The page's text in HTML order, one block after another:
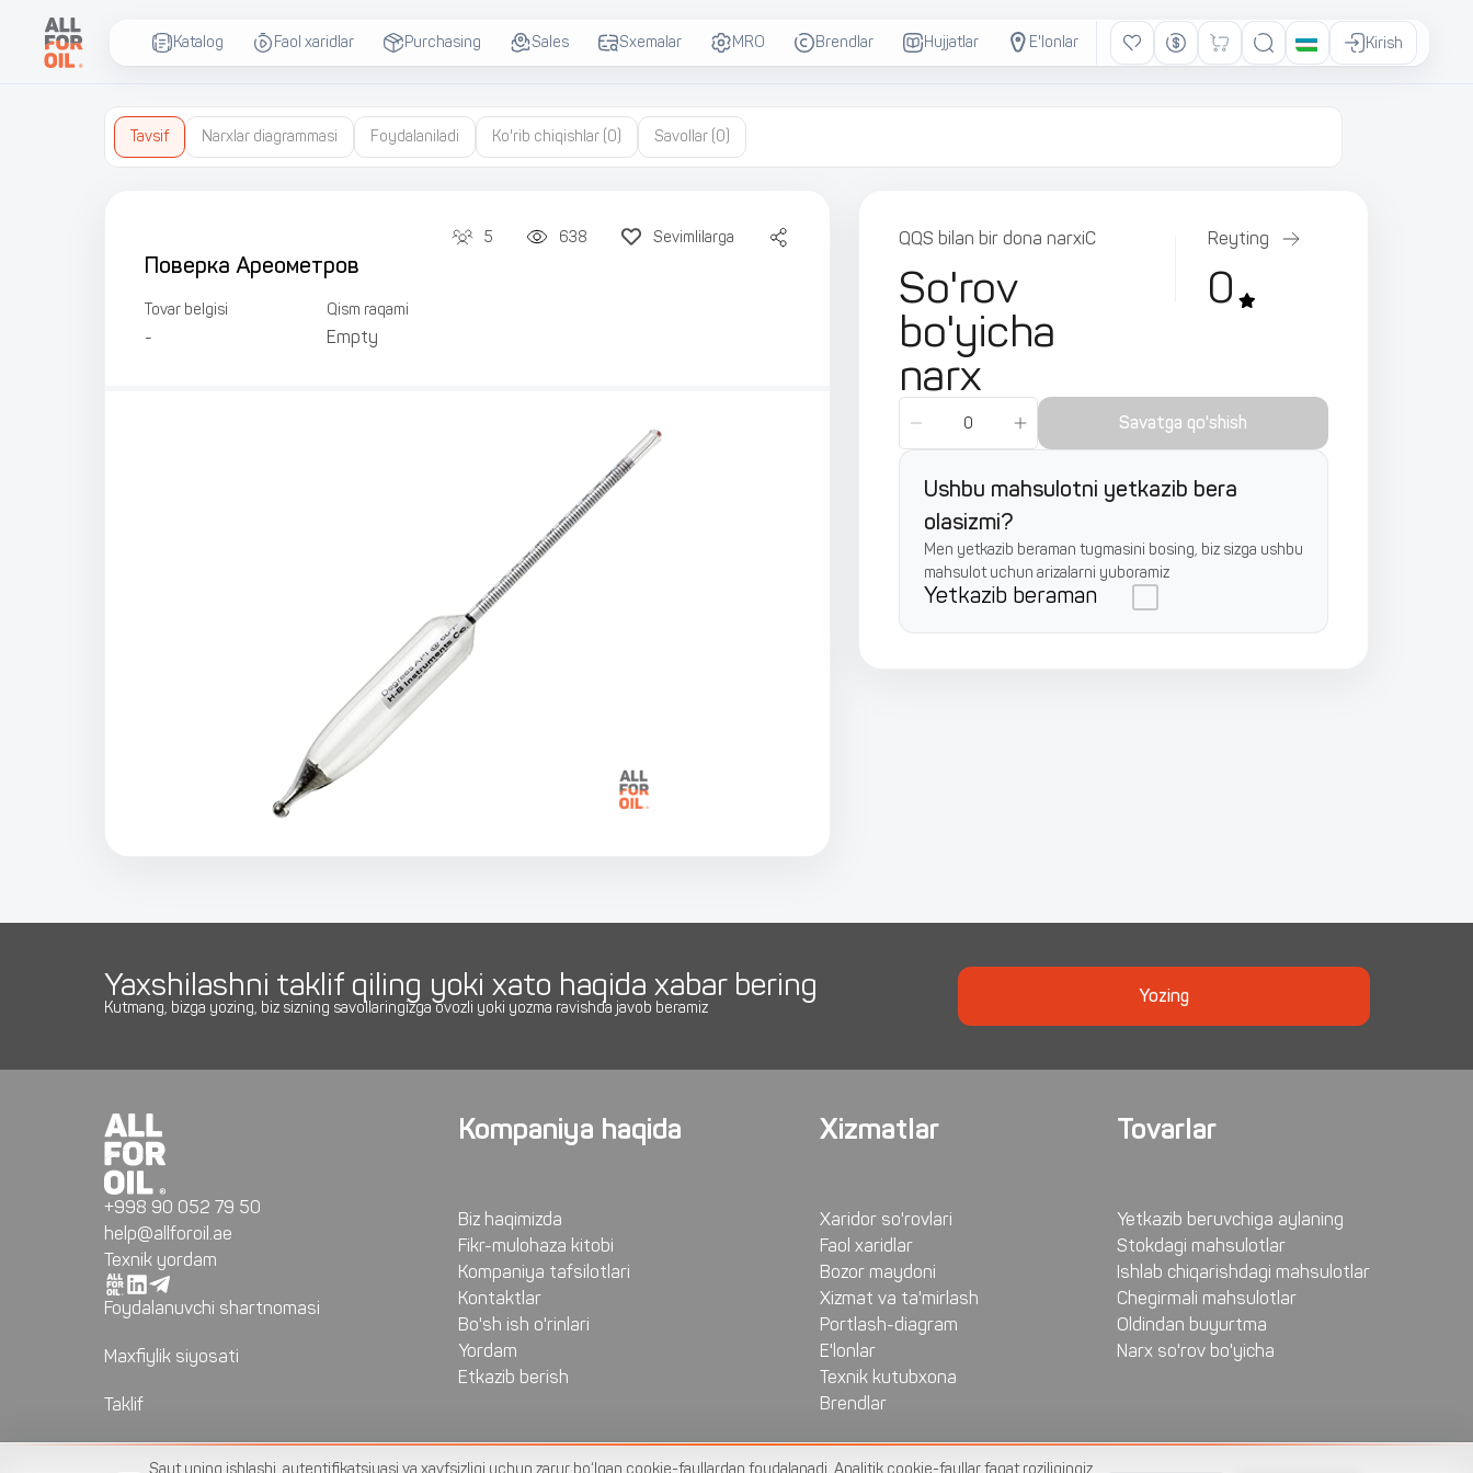
Katalog Faol xaridlar Purchasing Sales Sxemalar MRO Brendlar Hujjatlar E'lonlar Kirish
Tavsif Narxlar diagrammasi Foydalaniladi Ko'rib chiqishlar(0) Savollar(0)
5 638 Sevimlilarga
Поверка Ареометров
Tovar belgisi
-
Qism raqami
Empty
QQS bilan bir dona narxiС
So'rov
bo'yicha
narx
Reyting
0
Savatga qo'shish
Ushbu mahsulotni yetkazib bera
olasizmi?
Men yetkazib beraman tugmasini bosing, biz sizga ushbu
mahsulot uchun arizalarni yuboramiz
Yetkazib beraman
Yaxshilashni taklif qiling yoki xato haqida xabar bering
Kutmang, bizga yozing, biz sizning savollaringizga ovozli yoki yozma ravishda javob beramiz
Yozing
+998 90 052 79 50
help@allforoil.ae
Texnik yordam
Foydalanuvchi shartnomasi
Maxfiylik siyosati
Taklif
Kompaniya haqida
Biz haqimizda
Fikr-mulohaza kitobi
Kompaniya tafsilotlari
Kontaktlar
Bo'sh ish o'rinlari
Yordam
Etkazib berish
Xizmatlar
Xaridor so'rovlari
Faol xaridlar
Bozor maydoni
Xizmat va ta'mirlash
Portlash-diagram
E'lonlar
Texnik kutubxona
Brendlar
Tovarlar
Yetkazib beruvchiga aylaning
Stokdagi mahsulotlar
Ishlab chiqarishdagi mahsulotlar
Chegirmali mahsulotlar
Oldindan buyurtma
Narx so'rov bo'yicha
Sayt uning ishlashi, autentifikatsiyasi va xavfsizligi uchun zarur bo‘lgan cookie-fayllardan foydalanadi. Analitik cookie-fayllar faqat roziligingiz